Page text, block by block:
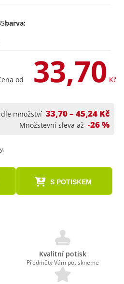
barva:
od 33,70 Kč
dle množství 33,70 – 45,24 Kč
Množstevní sleva až -26 %
S POTISKEM
Kvalitní potisk
Předměty Vám potiskneme